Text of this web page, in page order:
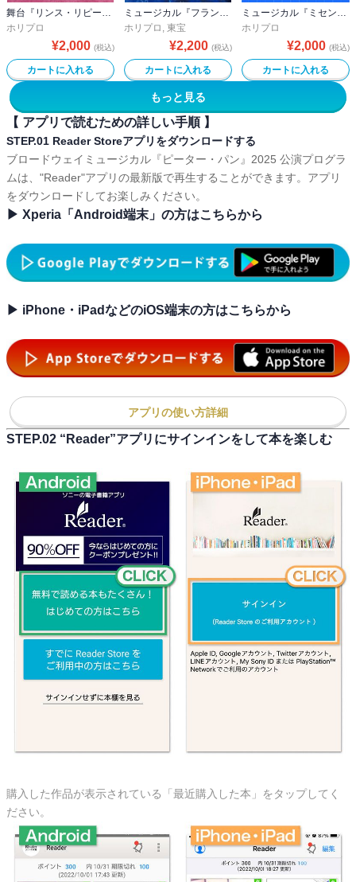
舞台『リンス・リピート ―そして、再び繰り返す―』公演プログラム
ホリプロ
¥2,000 (税込)
カートに入れる
ミュージカル『フランケンシュタイン』公演プログラム
ホリプロ , 東宝
¥2,200 (税込)
カートに入れる
ミュージカル『ミセン』公演プログラム
ホリプロ
¥2,000 (税込)
カートに入れる
もっと見る
【 アプリで読むための詳しい手順 】
STEP.01 Reader Storeアプリをダウンロードする
ブロードウェイミュージカル『ピーター・パン』2025 公演プログラ
ムは、"Reader"アプリの最新版で再生することができます。アプリ
をダウンロードしてお楽しみください。
▶ Xperia「Android端末」の方はこちらから
▶ iPhone・iPadなどのiOS端末の方はこちらから
アプリの使い方詳細
STEP.02 “Reader”アプリにサインインをして本を楽しむ
購入した作品が表示されている「最近購入した本」をタップしてく
ださい。